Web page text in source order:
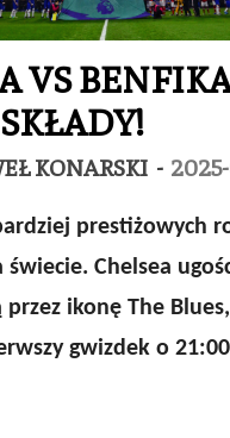
VS
KONARSKI -
prestiżowych
Chelsea
ikonę The
gwizdek o